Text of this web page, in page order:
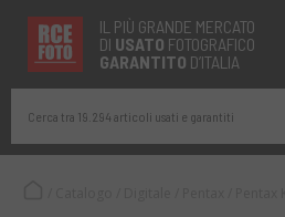
IL PIÙ GRANDE MERCATO
DI USATO FOTOGRAFICO
GARANTITO D’ITALIA
Cerca tra 19.294 articoli usati e garantiti